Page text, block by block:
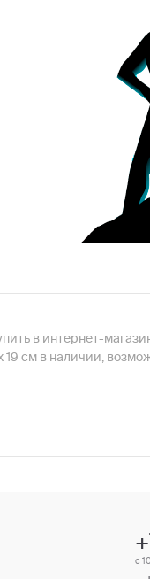
в интернет-
19 см в наличии,
с